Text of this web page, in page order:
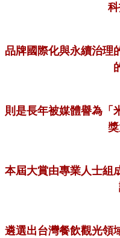
科
品牌國際化與永續治理
則是長年被媒體譽為「
獎
本屆大賞由專業人士組
遴選出台灣餐飲觀光領